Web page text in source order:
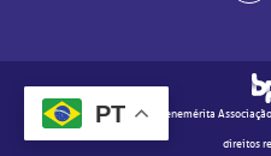
© 2020 - Real e Benemérita
direitos
PT